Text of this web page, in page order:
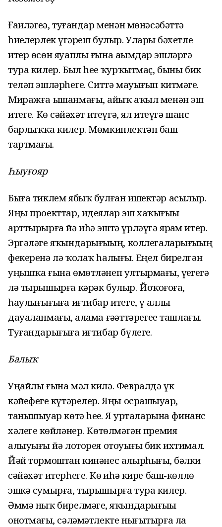
Ғаиләгеҙҙә, туғандар менән мөнәсәбәттә
һиҙелерлек үҙгәреш булыр. Уларҙы бәхетле
итер өсөн яуаплы ғына аҙымдар эшләргә
тура килер. Был һеҙҙе ҡурҡытмаҫ, быны бик
теләп эшләрһегеҙ. Ситтә мауығып китмәгеҙ.
Миражға ышанмағыҙ, айыҡ аҡыл менән эш
итегеҙ. Көҙ сәйәхәт итеүгә, ял итеүгә шанс
барлыҡҡа килер. Мөмкинлектән баш
тартмағыҙ.
Һыуғояр
Быға тиклем ябыҡ булған ишектәр асылыр.
Яңы проекттар, идеялар эш хаҡығыҙҙы
арттырырға йә иһә эштә үрләүгә ярҙам итер.
Эргәләге яҡындарығыҙҙың, коллегаларығыҙҙың
фекеренә лә ҡолаҡ һалығыҙ. Еңел бирелгән
уңышҡа ғына өмөтләнеп ултырмағыҙ, үҙегеҙгә
лә тырышырға кәрәк булыр. Йоҡоғоҙға,
һаулығығыҙға иғтибар итегеҙ, үҙ аллы
дауаланмағыҙ, алама ғәҙәттәрегеҙҙе ташлағыҙ.
Туғандарығыҙға иғтибар бүлегеҙ.
Балыҡ
Уңайлы ғына мәл килә. Февралдә үк
кәйефегеҙ күтәрелер. Яңы осрашыуҙар,
танышыуҙар көтә һеҙҙе. Яҙ урталарына финанс
хәлегеҙ көйләнер. Көтөлмәгән премия
алыуығыҙ йә лоторея отоуығыҙ бик ихтимал.
Йәй тормоштан кинәнес алырһығыҙ, бәлки
сәйәхәт итерһегеҙ. Көҙ иһә кире баш-көллө
эшкә сумырға, тырышырға тура килер.
Әммә ныҡ бирелмәгеҙ, яҡындарығыҙҙы
онотмағыҙ, сәләмәтлекте нығытырға ла